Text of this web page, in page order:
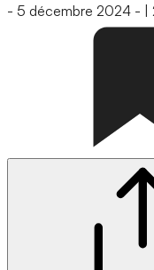
- 5 décembre 2024 -